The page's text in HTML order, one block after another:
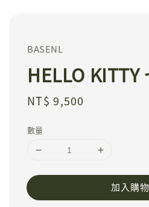
BASENL
HELLO
Regular
NT$ 9,500
數量
加入購